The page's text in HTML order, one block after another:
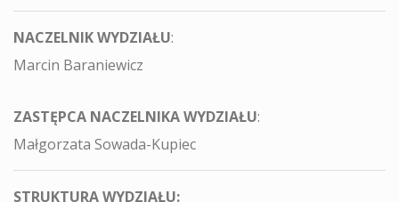
NACZELNIK WYDZIAŁU:
Marcin Baraniewicz
ZASTĘPCA NACZELNIKA WYDZIAŁU:
Małgorzata Sowada-Kupiec
STRUKTURA WYDZIAŁU: